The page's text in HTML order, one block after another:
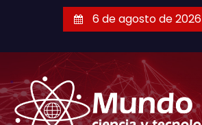
a
r
6 de agosto de 2026